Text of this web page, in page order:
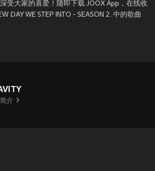
受大家的喜爱！随即下载 JOOX App，在线收
DAY WE STEP INTO - SEASON 2. 中的歌曲
介